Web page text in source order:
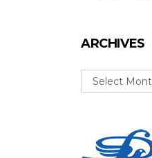
ARCHIVES